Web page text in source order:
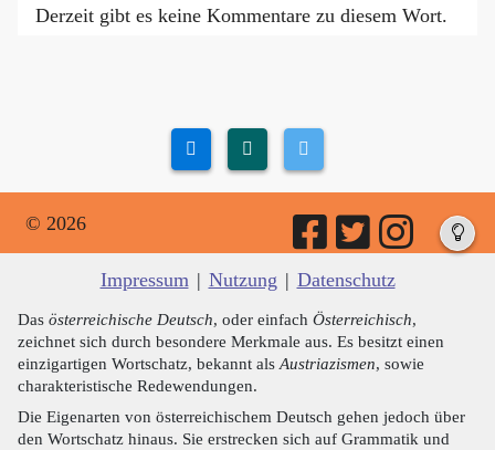
Derzeit gibt es keine Kommentare zu diesem Wort.
© 2026
Impressum | Nutzung | Datenschutz
Das österreichische Deutsch, oder einfach Österreichisch,
zeichnet sich durch besondere Merkmale aus. Es besitzt einen
einzigartigen Wortschatz, bekannt als Austriazismen, sowie
charakteristische Redewendungen.
Die Eigenarten von österreichischem Deutsch gehen jedoch über
den Wortschatz hinaus. Sie erstrecken sich auf Grammatik und